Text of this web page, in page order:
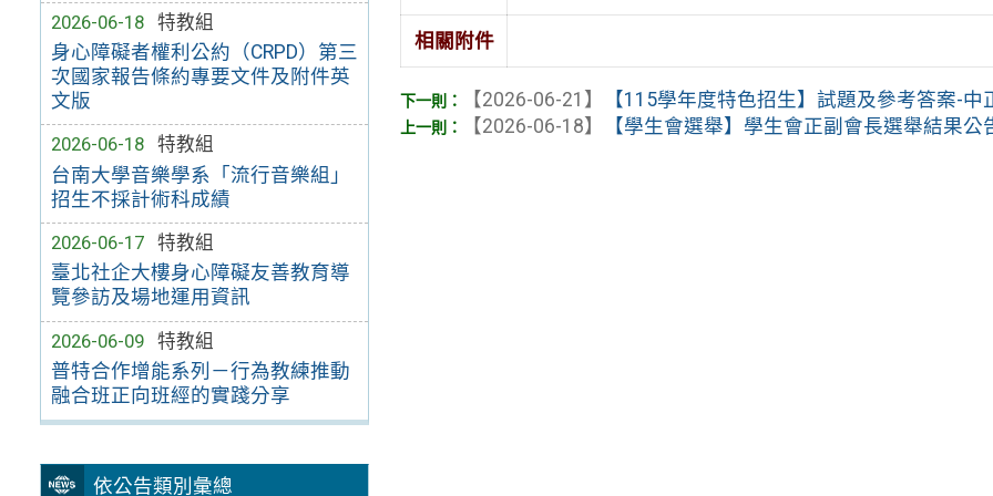
2026-06-18
特教組
身心障礙者權利公約（CRPD）第三
次國家報告條約專要文件及附件英
文版
2026-06-18
特教組
台南大學音樂學系「流行音樂組」
招生不採計術科成績
2026-06-17
特教組
臺北社企大樓身心障礙友善教育導
覽參訪及場地運用資訊
2026-06-09
特教組
普特合作增能系列－行為教練推動
融合班正向班經的實踐分享
依公告類別彙總
相關附件
【2026-06-21】
【115學年度特色招生】試題及參考答案-中
【2026-06-18】
【學生會選舉】學生會正副會長選舉結果公